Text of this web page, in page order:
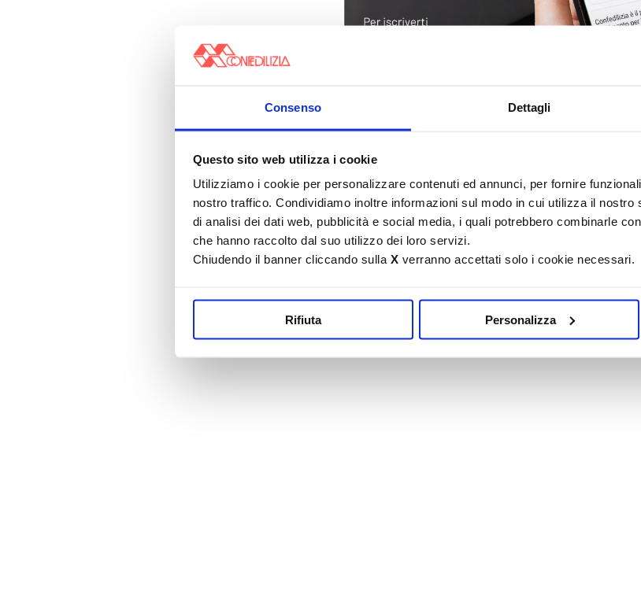
Consenso Dettagli
Questo sito web utilizza i cookie
Utilizziamo i cookie per personalizzare contenuti ed annunci, per fornire
nostro traffico. Condividiamo inoltre informazioni sul modo in cui utilizza il
di analisi dei dati web, pubblicità e social media, i quali potrebbero combinarle
che hanno raccolto dal suo utilizzo dei loro servizi.
Chiudendo il banner cliccando sulla X verranno accettati solo i cookie necessari.
Rifiuta Personalizza